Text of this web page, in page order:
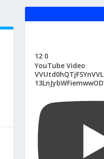
12 0
YouTube Video